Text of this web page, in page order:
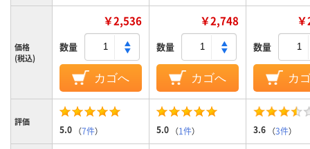
価格
(税込)
￥2,536
数量
カゴへ
￥2,748
数量
カゴへ
数量
カ
評価
5.0 （7件） 5.0 （1件） 3.6 （3件）